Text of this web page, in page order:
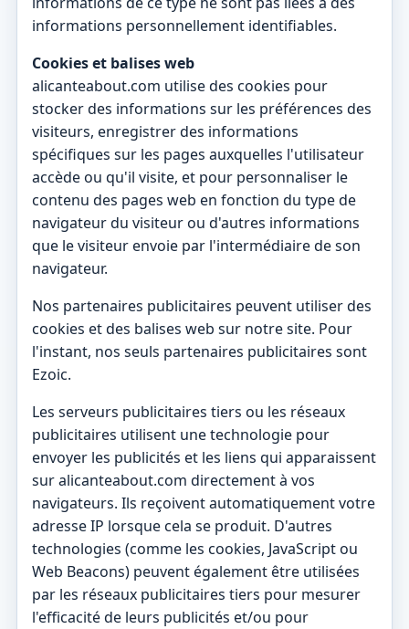
informations personnellement identifiables.
Cookies et balises web
alicanteabout.com utilise des cookies pour
stocker des informations sur les préférences des
visiteurs, enregistrer des informations
spécifiques sur les pages auxquelles l'utilisateur
accède ou qu'il visite, et pour personnaliser le
contenu des pages web en fonction du type de
navigateur du visiteur ou d'autres informations
que le visiteur envoie par l'intermédiaire de son
navigateur.
Nos partenaires publicitaires peuvent utiliser des
cookies et des balises web sur notre site. Pour
l'instant, nos seuls partenaires publicitaires sont
Ezoic.
Les serveurs publicitaires tiers ou les réseaux
publicitaires utilisent une technologie pour
envoyer les publicités et les liens qui apparaissent
sur alicanteabout.com directement à vos
navigateurs. Ils reçoivent automatiquement votre
adresse IP lorsque cela se produit. D'autres
technologies (comme les cookies, JavaScript ou
Web Beacons) peuvent également être utilisées
par les réseaux publicitaires tiers pour mesurer
l'efficacité de leurs publicités et/ou pour